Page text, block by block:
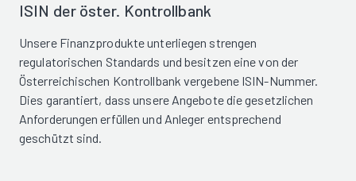
ISIN der öster. Kontrollbank
Unsere Finanzprodukte unterliegen strengen
regulatorischen Standards und besitzen eine von der
Österreichischen Kontrollbank vergebene ISIN-Nummer.
Dies garantiert, dass unsere Angebote die gesetzlichen
Anforderungen erfüllen und Anleger entsprechend
geschützt sind.